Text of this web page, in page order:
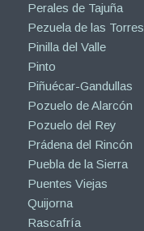
Perales de Tajuña
Pezuela de las Torres
Pinilla del Valle
Pinto
Piñuécar-Gandullas
Pozuelo de Alarcón
Pozuelo del Rey
Prádena del Rincón
Puebla de la Sierra
Puentes Viejas
Quijorna
Rascafría